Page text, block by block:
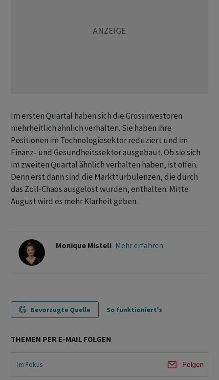
Im ersten Quartal haben sich die Grossinvestoren
mehrheitlich ähnlich verhalten. Sie haben ihre
Positionen im Technologiesektor reduziert und im
Finanz- und Gesundheitssektor ausgebaut. Ob sie sich
im zweiten Quartal ähnlich verhalten haben, ist offen.
Denn erst dann sind die Marktturbulenzen, die durch
das Zoll-Chaos ausgelöst wurden, enthalten. Mitte
August wird es mehr Klarheit geben.
Monique Misteli Mehr erfahren
Bevorzugte Quelle So funktioniert's
THEMEN PER E-MAIL FOLGEN
Im Fokus Folgen